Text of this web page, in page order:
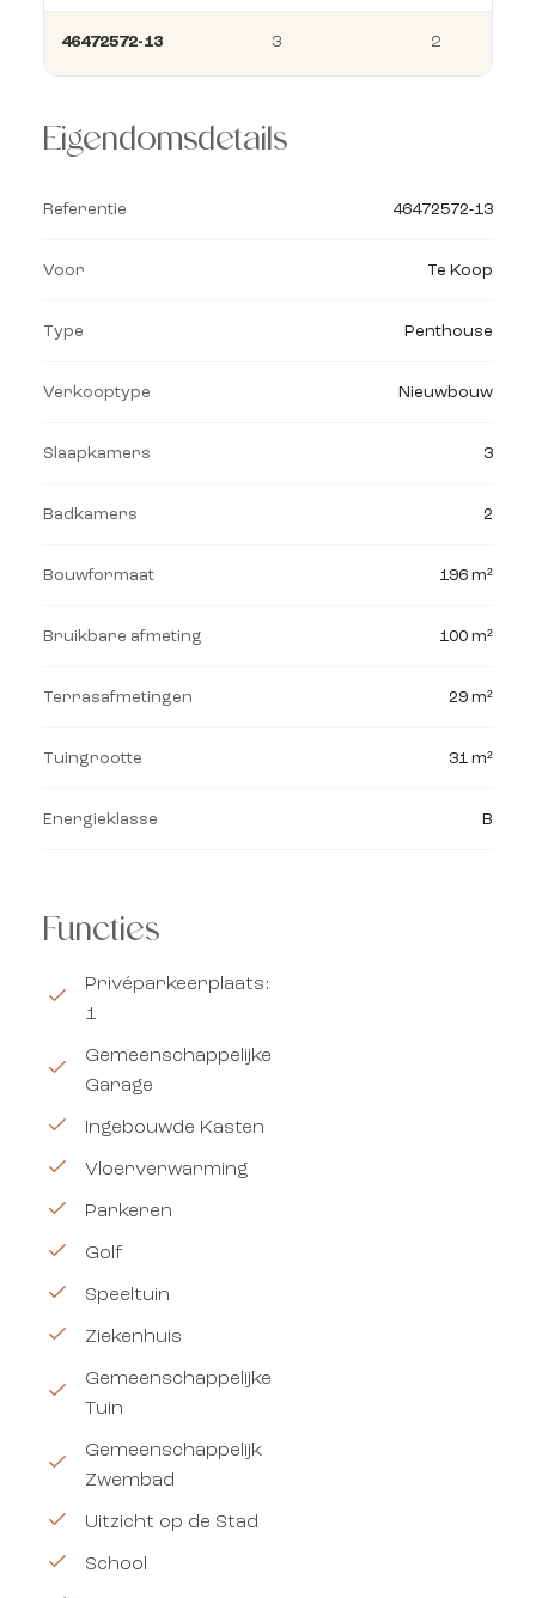
46472572-13 3 2
Eigendomsdetails
Referentie 46472572-13
Voor Te Koop
Type Penthouse
Verkooptype Nieuwbouw
Slaapkamers 3
Badkamers 2
Bouwformaat 196 m²
Bruikbare afmeting 100 m²
Terrasafmetingen 29 m²
Tuingrootte 31 m²
Energieklasse B
Functies
Privéparkeerplaats:
1
Gemeenschappelijke
Garage
Ingebouwde Kasten
Vloerverwarming
Parkeren
Golf
Speeltuin
Ziekenhuis
Gemeenschappelijke
Tuin
Gemeenschappelijk
Zwembad
Uitzicht op de Stad
School